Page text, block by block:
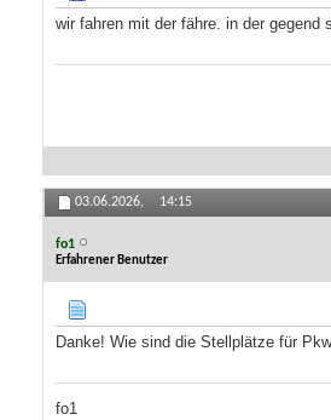
wir fahren mit der fähre. in der
03.06.2026, 14:15
fo1
Erfahrener Benutzer
Danke! Wie sind die Stellplätze für
fo1